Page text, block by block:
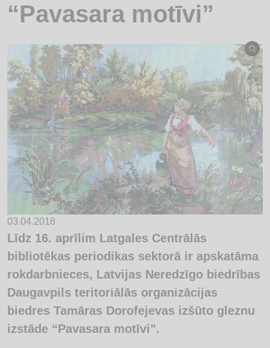
“Pavasara motīvi”
03.04.2018
Līdz 16. aprīlim Latgales Centrālās
bibliotēkas periodikas sektorā ir apskatāma
rokdarbnieces, Latvijas Neredzīgo biedrības
Daugavpils teritoriālās organizācijas
biedres Tamāras Dorofejevas izšūto gleznu
izstāde “Pavasara motīvi”.